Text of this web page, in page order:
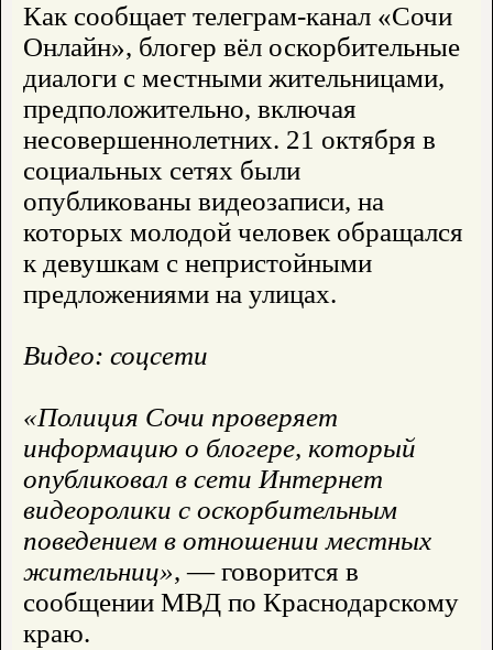
Как сообщает телеграм-канал «Сочи
Онлайн», блогер вёл оскорбительные
диалоги с местными жительницами,
предположительно, включая
несовершеннолетних. 21 октября в
социальных сетях были
опубликованы видеозаписи, на
которых молодой человек обращался
к девушкам с непристойными
предложениями на улицах.
Видео: соцсети
«Полиция Сочи проверяет
информацию о блогере, который
опубликовал в сети Интернет
видеоролики с оскорбительным
поведением в отношении местных
жительниц», — говорится в
сообщении МВД по Краснодарскому
краю.